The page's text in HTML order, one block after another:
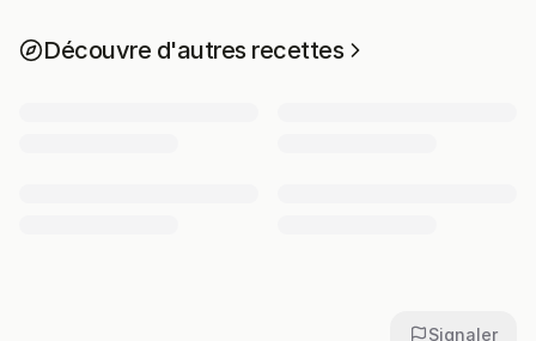
Découvre d'autres recettes
Signaler